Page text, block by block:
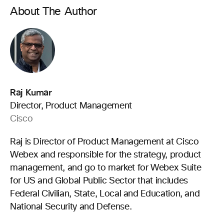
About The Author
Raj Kumar
Director, Product Management
Cisco
Raj is Director of Product Management at Cisco
Webex and responsible for the strategy, product
management, and go to market for Webex Suite
for US and Global Public Sector that includes
Federal Civilian, State, Local and Education, and
National Security and Defense.